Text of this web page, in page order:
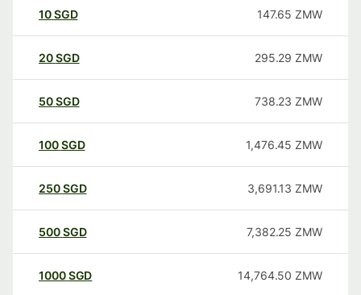
10SGD 147.65 ZMW
20SGD 295.29 ZMW
50SGD 738.23 ZMW
100SGD 1,476.45 ZMW
250SGD 3,691.13 ZMW
500SGD 7,382.25 ZMW
1000SGD 14,764.50 ZMW